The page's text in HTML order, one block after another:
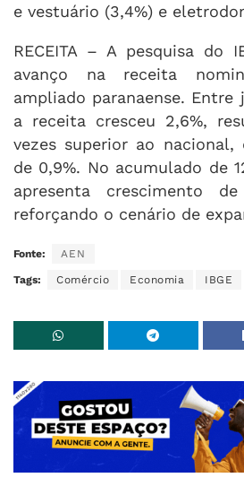
e vestuário (3,4%) e
RECEITA – A pesquisa do
avanço na receita
ampliado paranaense. Entre
a receita cresceu 2,6%,
vezes superior ao
de 0,9%. No acumulado de
apresenta crescimento
reforçando o cenário de
Fonte: AEN
Tags: Comércio Economia IBGE